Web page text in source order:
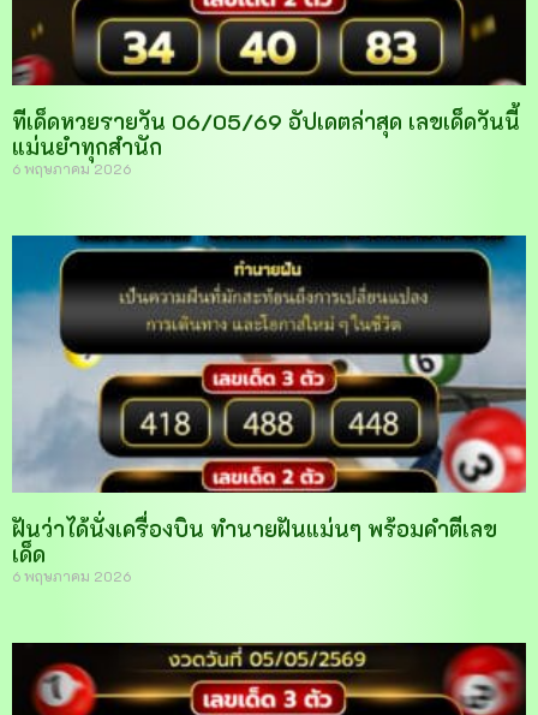
ทีเด็ดหวยรายวัน 06/05/69 อัปเดตล่าสุด เลขเด็ดวันนี้
แม่นยำทุกสำนัก
6 พฤษภาคม 2026
ฝันว่าได้นั่งเครื่องบิน ทำนายฝันแม่นๆ พร้อมคำตีเลข
เด็ด
6 พฤษภาคม 2026